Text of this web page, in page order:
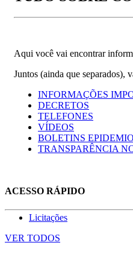
Aqui você vai encontrar
Juntos (ainda que separados),
INFORMAÇÕES
DECRETOS
TELEFONES
VÍDEOS
BOLETINS
TRANSPARÊNCIA
ACESSO RÁPIDO
Licitações
VER TODOS